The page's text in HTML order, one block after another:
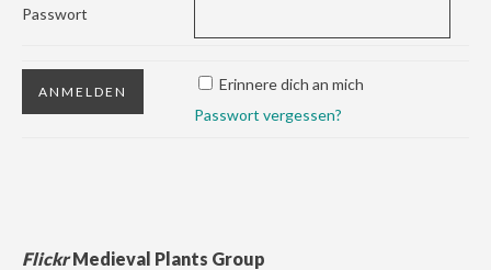
Passwort
Erinnere dich an mich
Passwort vergessen?
FlickrMedieval Plants Group